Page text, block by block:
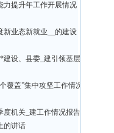
力提升年工作开展情况
新业态新就业__的建设
设、县委_建引领基层
覆盖”集中攻坚工作情况
度机关_建工作情况报告
的讲话